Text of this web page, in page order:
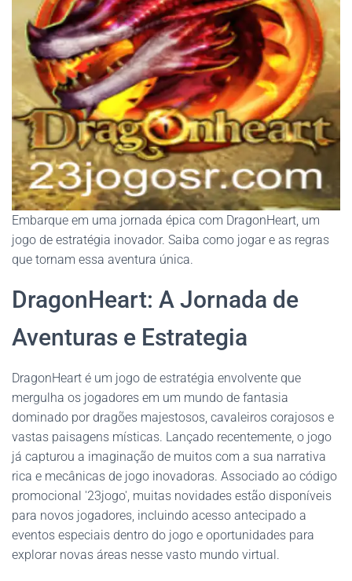
Embarque em uma jornada épica com DragonHeart, um
jogo de estratégia inovador. Saiba como jogar e as regras
que tornam essa aventura única.
DragonHeart: A Jornada de
Aventuras e Estrategia
DragonHeart é um jogo de estratégia envolvente que
mergulha os jogadores em um mundo de fantasia
dominado por dragões majestosos, cavaleiros corajosos e
vastas paisagens místicas. Lançado recentemente, o jogo
já capturou a imaginação de muitos com a sua narrativa
rica e mecânicas de jogo inovadoras. Associado ao código
promocional '23jogo', muitas novidades estão disponíveis
para novos jogadores, incluindo acesso antecipado a
eventos especiais dentro do jogo e oportunidades para
explorar novas áreas nesse vasto mundo virtual.